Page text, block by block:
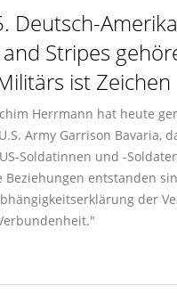
Deutsch-
Stripes
ist
Herrmann hat heute
Army Garrison Bavaria,
Soldatinnen und -
entstanden
der